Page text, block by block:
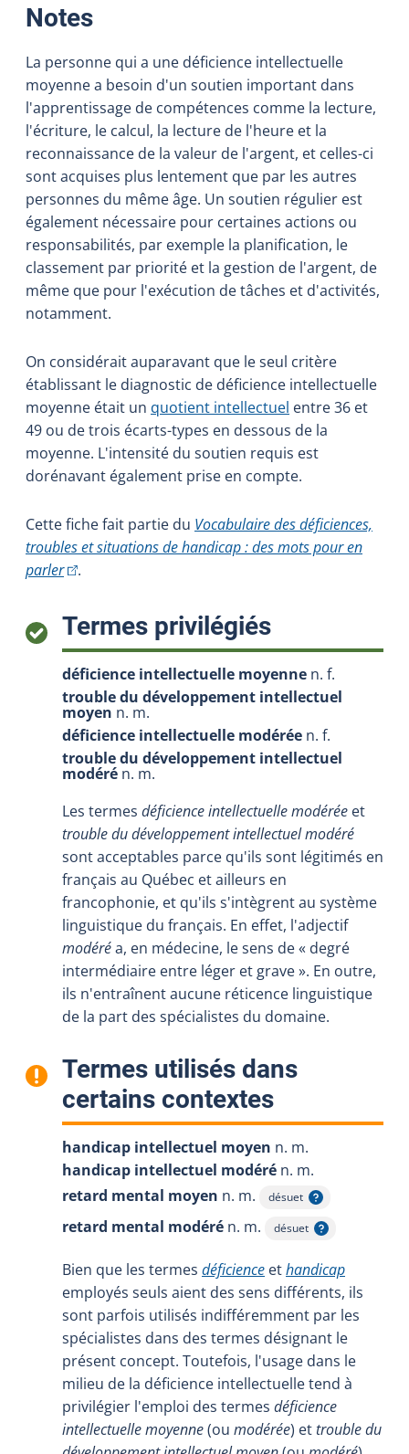
Notes:
La personne qui a une déficience intellectuelle
moyenne a besoin d'un soutien important dans
l'apprentissage de compétences comme la lecture,
l'écriture, le calcul, la lecture de l'heure et la
reconnaissance de la valeur de l'argent, et celles-ci
sont acquises plus lentement que par les autres
personnes du même âge. Un soutien régulier est
également nécessaire pour certaines actions ou
responsabilités, par exemple la planification, le
classement par priorité et la gestion de l'argent, de
même que pour l'exécution de tâches et d'activités,
notamment.
On considérait auparavant que le seul critère
établissant le diagnostic de déficience intellectuelle
moyenne était un quotient intellectuel entre 36 et
49 ou de trois écarts-types en dessous de la
moyenne. L'intensité du soutien requis est
dorénavant également prise en compte.
Cette fiche fait partie du Vocabulaire des déficiences,
troubles et situations de handicap : des mots pour en
parler(Cet hyperlien externe s'ouvrira dans une nouvelle
.
Termes privilégiés:
déficience intellectuelle moyenne n. f.
trouble du développement intellectuel
moyen n. m.
déficience intellectuelle modérée n. f.
trouble du développement intellectuel
modéré n. m.
Les termes déficience intellectuelle modérée et
trouble du développement intellectuel modéré
sont acceptables parce qu'ils sont légitimés en
français au Québec et ailleurs en
francophonie, et qu'ils s'intègrent au système
linguistique du français. En effet, l'adjectif
modéréa, en médecine, le sens de « degré
intermédiaire entre léger et grave ». En outre,
ils n'entraînent aucune réticence linguistique
de la part des spécialistes du domaine.
Termes utilisés dans
certains contextes:
handicap intellectuel moyen n. m.
handicap intellectuel modéré n. m.
retard mental moyen n. m. désuet
Afficher l'infobulle
retard mental modéré n. m. désuet
Afficher l'infobulle
Bien que les termes déficience ethandicap
employés seuls aient des sens différents, ils
sont parfois utilisés indifféremment par les
spécialistes dans des termes désignant le
présent concept. Toutefois, l'usage dans le
milieu de la déficience intellectuelle tend à
privilégier l'emploi des termes déficience
intellectuelle moyenne(ou modérée) ettrouble du